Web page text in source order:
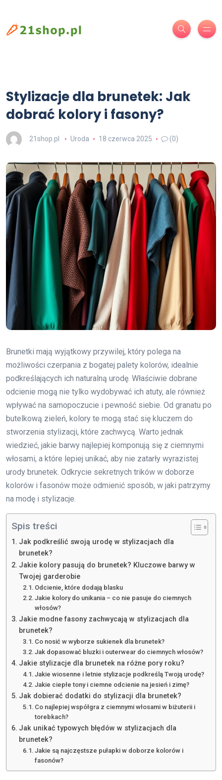
Stylizacje dla brunetek: Jak
dobrać kolory i fasony?
21shop.pl Uroda 18 czerwca 2025 (0)
Brunetki mają wyjątkowy przywilej, który polega na
możliwości czerpania z bogatej palety kolorów, idealnie
podkreślających ich naturalną urodę. Właściwie dobrane
odcienie mogą nie tylko wydobywać ich atuty, ale również
wpływać na samopoczucie i pewność siebie. Od granatu po
butelkową zieleń, kolory te mogą stać się kluczem do
stworzenia stylizacji, które zachwycą. Warto jednak
wiedzieć, jakie barwy najlepiej komponują się z ciemnymi
włosami, a które lepiej unikać, aby nie zatarły wyrazistej
urody brunetek. Odkrycie sekretnych trików w doborze
kolorów i fasonów może odmienić sposób, w jaki patrzymy
na modę i stylizacje.
Spis treści
Jak podkreślić swoją urodę w stylizacjach dla
brunetek?
Jakie kolory pasują do brunetek? Kluczowe barwy w
Twojej garderobie
Odcienie, które dodają blasku
Jakie kolory do unikania – co nie pasuje do ciemnych
włosów?
Jakie modne fasony zachwycają w stylizacjach dla
brunetek?
Co nosić w wyborze sukienek dla brunetek?
Jak dopasować bluzki i outerwear do ciemnych włosów?
Jakie stylizacje dla brunetek na różne pory roku?
Jakie wiosenne i letnie stylizacje podkreślą Twoją urodę?
Jakie ciepłe tony i ciemne odcienie na jesień i zimę?
Jak dobierać dodatki do stylizacji dla brunetek?
Co najlepiej współgra z ciemnymi włosami w biżuterii i
torebkach?
Jak unikać typowych błędów w stylizacjach dla
brunetek?
Jakie są najczęstsze pułapki w doborze kolorów i
fasonów?